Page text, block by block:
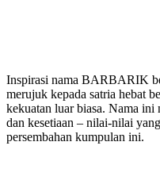
Inspirasi nama BARBARIK
merujuk kepada satria hebat
kekuatan luar biasa. Nama ini
dan kesetiaan – nilai-nilai
persembahan kumpulan ini.